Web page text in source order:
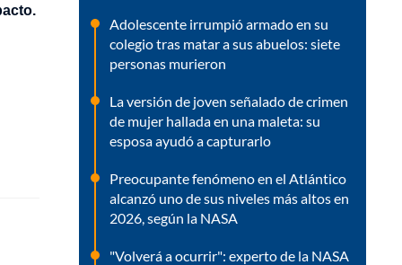
Adolescente irrumpió armado en su
colegio tras matar a sus abuelos: siete
personas murieron
La versión de joven señalado de crimen
de mujer hallada en una maleta: su
esposa ayudó a capturarlo
Preocupante fenómeno en el Atlántico
alcanzó uno de sus niveles más altos en
2026, según la NASA
"Volverá a ocurrir": experto de la NASA